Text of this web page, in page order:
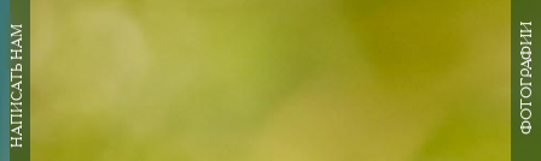
НАПИСАТЬ НАМ ФОТОГРАФИИ